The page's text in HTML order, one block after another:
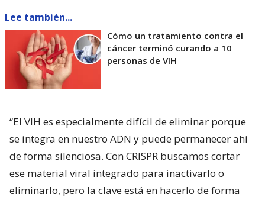
Lee también...
Cómo un tratamiento contra el
cáncer terminó curando a 10
personas de VIH
“El VIH es especialmente difícil de eliminar porque
se integra en nuestro ADN y puede permanecer ahí
de forma silenciosa. Con CRISPR buscamos cortar
ese material viral integrado para inactivarlo o
eliminarlo, pero la clave está en hacerlo de forma